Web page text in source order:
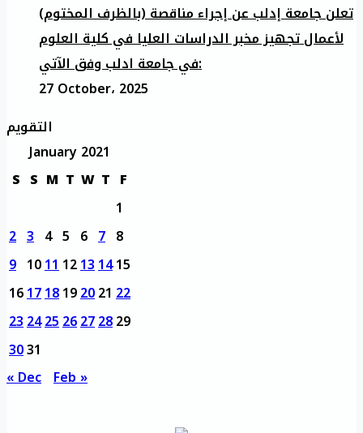
تعلن جامعة إدلب عن إجراء مناقصة (بالظرف المختوم)
لأعمال تجهيز مخبر الدراسات العليا في كلية العلوم
في جامعة ادلب وفق الآتي:
27 October، 2025
التقويم
January 2021
S S M T W T F
1
2 3 4 5 6 7 8
9 101112131415
16171819202122
23242526272829
3031
« Dec Feb »